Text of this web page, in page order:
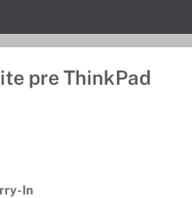
pre ThinkPad
In